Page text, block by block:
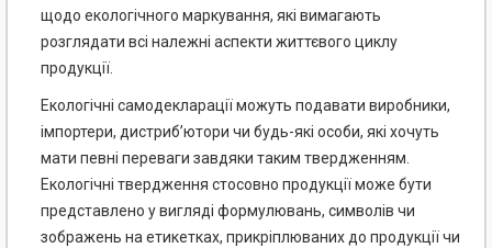
щодо екологічного маркування, які вимагають
розглядати всі належні аспекти життєвого циклу
продукції.
Екологічні самодекларації можуть подавати виробники,
імпортери, дистриб’ютори чи будь-які особи, які хочуть
мати певні переваги завдяки таким твердженням.
Екологічні твердження стосовно продукції може бути
представлено у вигляді формулювань, символів чи
зображень на етикетках, прикріплюваних до продукції чи